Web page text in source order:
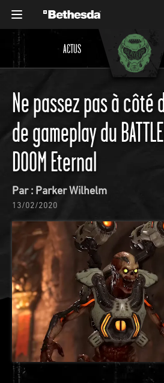
ACTUS
Ne passez pas à côté
de gameplay du
DOOM Eternal
Par : Parker Wilhelm
13/02/2020